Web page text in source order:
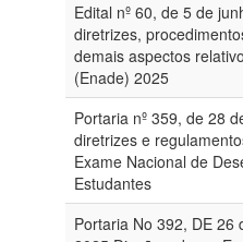
Edital nº 60, de 5 de
diretrizes,
demais aspectos
(Enade) 2025
Portaria nº 359, de 28
diretrizes e
Exame Nacional de
Estudantes
Portaria No 392, DE 26